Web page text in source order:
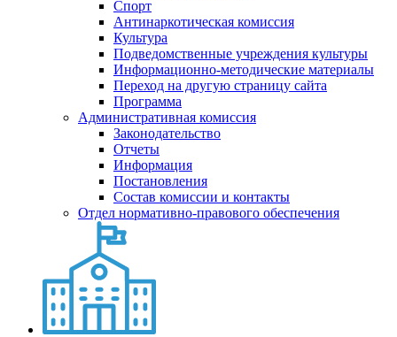
Спорт
Антинаркотическая комиссия
Культура
Подведомственные учреждения культуры
Информационно-методические материалы
Переход на другую страницу сайта
Программа
Административная комиссия
Законодательство
Отчеты
Информация
Постановления
Состав комиссии и контакты
Отдел нормативно-правового обеспечения